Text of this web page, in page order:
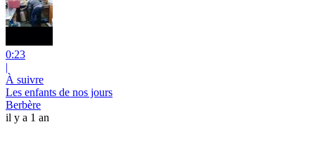
0:23
|
À suivre
Les enfants de nos jours
Berbère
il y a 1 an